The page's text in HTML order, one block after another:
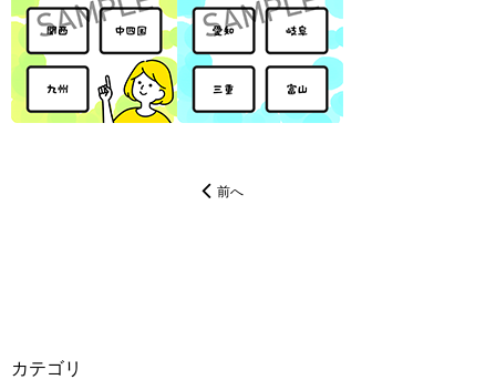
前へ
カテゴリ